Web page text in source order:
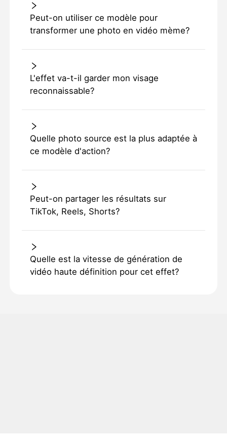
Peut-on utiliser ce modèle pour
transformer une photo en vidéo mème?
L'effet va-t-il garder mon visage
reconnaissable?
Quelle photo source est la plus adaptée à
ce modèle d'action?
Peut-on partager les résultats sur
TikTok, Reels, Shorts?
Quelle est la vitesse de génération de
vidéo haute définition pour cet effet?